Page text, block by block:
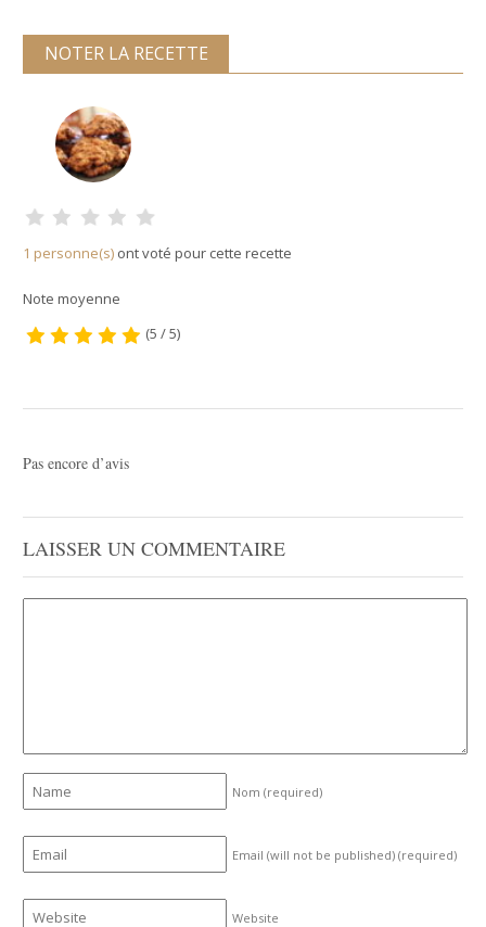
NOTER LA RECETTE
1 personne(s) ont voté pour cette recette
Note moyenne
(5 / 5)
Pas encore d’avis
LAISSER UN COMMENTAIRE
Nom(required)
Email (will not be published)(required)
Website